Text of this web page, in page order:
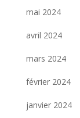
mai 2024
avril 2024
mars 2024
février 2024
janvier 2024